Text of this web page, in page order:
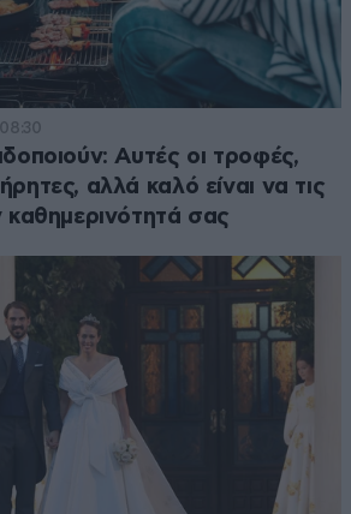
Αυτές οι τροφές,
αλλά καλό είναι να τις
σας